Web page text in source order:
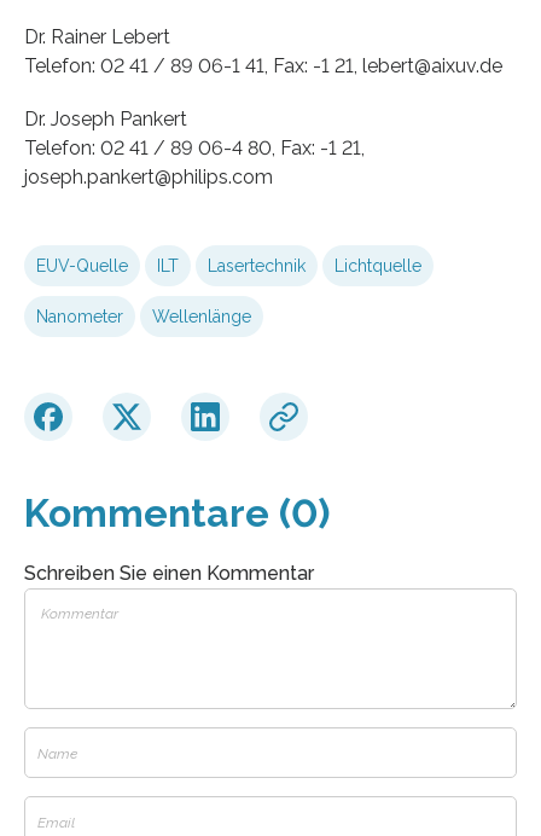
Dr. Rainer Lebert
Telefon: 02 41 / 89 06-1 41, Fax: -1 21, lebert@aixuv.de
Dr. Joseph Pankert
Telefon: 02 41 / 89 06-4 80, Fax: -1 21,
joseph.pankert@philips.com
EUV-Quelle ILT Lasertechnik Lichtquelle
Nanometer Wellenlänge
Kommentare (0)
Schreiben Sie einen Kommentar